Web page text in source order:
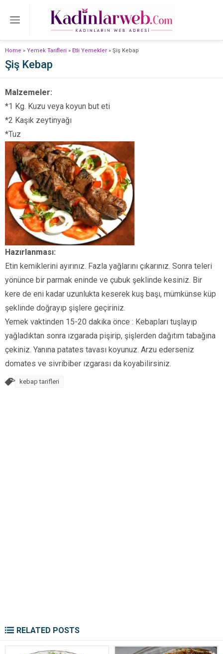
Home » Yemek Tarifleri » Etli Yemekler » Şiş Kebap
Şiş Kebap
Malzemeler:
*1 Kg. Kuzu veya koyun but eti
*2 Kaşık zeytinyağı
*Tuz
Hazırlanması:
Etin kemiklerini ayırınız. Fazla yağlarını çıkarınız. Sonra teleri
yönünce bir parmak eninde ve çubuk şeklinde kesiniz. Bir
kere de eni kadar uzunlukta keserek kuş başı, mümkünse küp
şeklinde doğrayıp şişlere geçiriniz.
Yemek vaktinden 15-20 dakika önce : Kebapları tuşlayıp
yağladıktan sonra ızgarada pişirip, şişlerden dağıtım tabağına
çekiniz. Yanına patates tavası koyunuz. Arzu ederseniz
domates ve sivribiber ızgarası da koyabilirsiniz.
kebap tarifleri
RELATED POSTS